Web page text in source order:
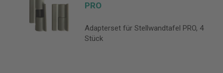
PRO
Adapterset für Stellwandtafel PRO, 4
Stück